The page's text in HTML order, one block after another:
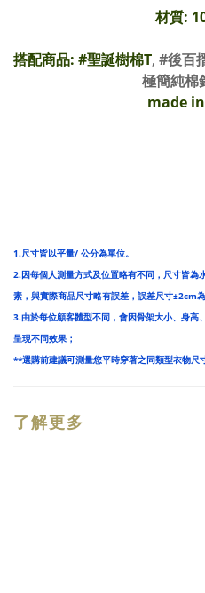
材質:
搭配商品: #聖誕樹棉T, #後百
極簡純棉
made
1.尺寸皆以平量/ 公分為單位。
2.因每個人測量方式及位置略有不同，尺寸皆為
素，與實際商品尺寸略有誤差，誤差尺寸±2cm
3.由於每位顧客體型不同，會因骨架大小、身高
呈現不同效果；
**選購前建議可測量您平時穿著之同類型衣物尺
了解更多